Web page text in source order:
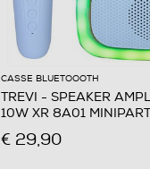
CASSE BLUETOOOTH
TREVI - SPEAKER
10W XR 8A01
€ 29,90